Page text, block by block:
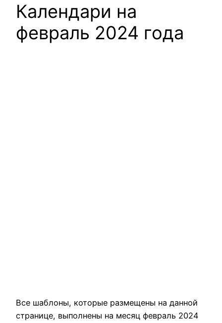
Календари на
февраль 2024 года
Все шаблоны, которые размещены на данной
странице, выполнены на месяц февраль 2024